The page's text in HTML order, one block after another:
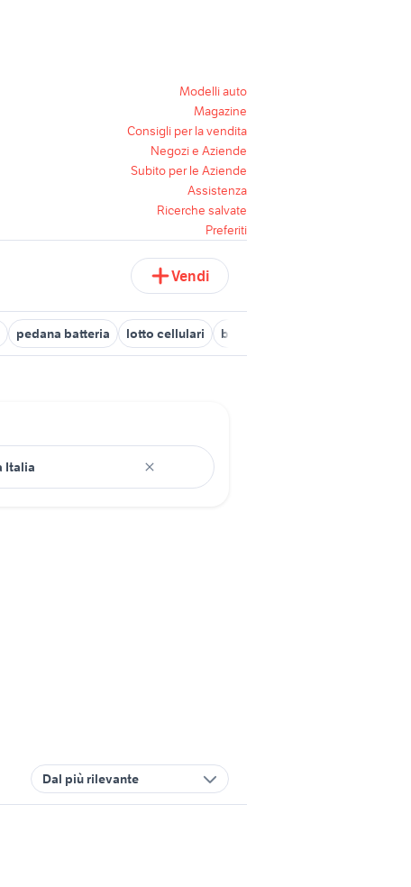
Modelli auto
Magazine
Consigli per la vendita
Negozi e Aziende
Subito per le Aziende
Assistenza
Ricerche salvate
Preferiti
Vendi
pedana batteria lotto cellulari batteria vintage
Dal più rilevante